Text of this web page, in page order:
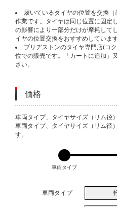
履いているタイヤの位置を交換
作業です。タイヤは同じ位置に固定
の影響により一部分だけが摩耗して
イヤの位置交換をおすすめしています
ブリヂストンのタイヤ専門店(コ
位での販売です。「カートに追加」
さい。
価格
VARIATIONS
車両タイプ、タイヤサイズ（リム径
車両タイプ、タイヤサイズ（リム径
す。
車両タイプ
車両タイプ